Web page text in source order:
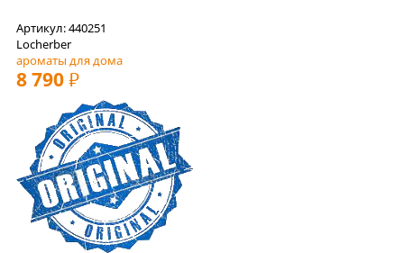
Артикул: 440251
Locherber
ароматы для дома
8 790 РУБ